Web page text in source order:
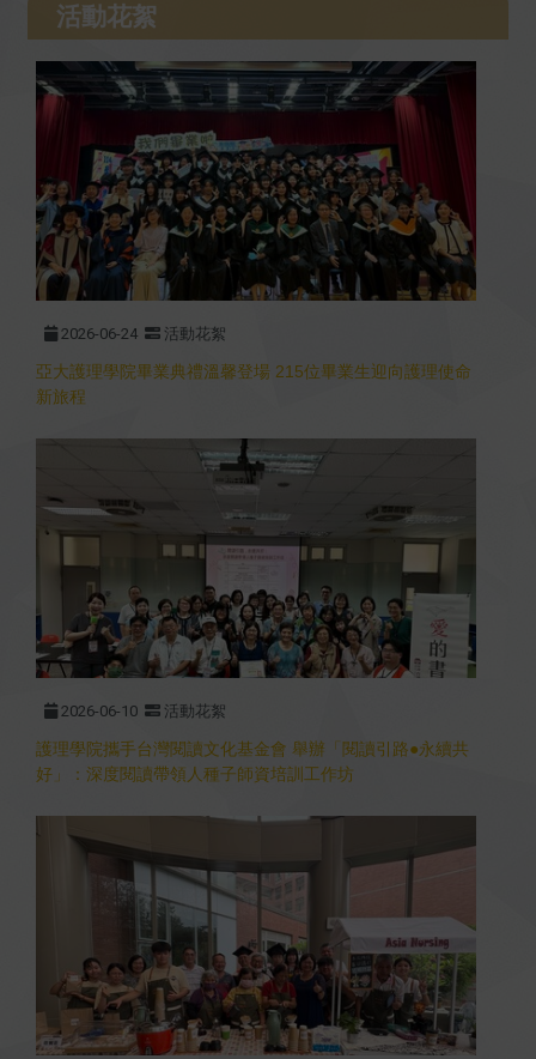
活動花絮
2026-06-24 活動花絮
亞大護理學院畢業典禮溫馨登場 215位畢業生迎向護理使命
新旅程
2026-06-10 活動花絮
護理學院攜手台灣閱讀文化基金會 舉辦「閱讀引路●永續共
好」：深度閱讀帶領人種子師資培訓工作坊